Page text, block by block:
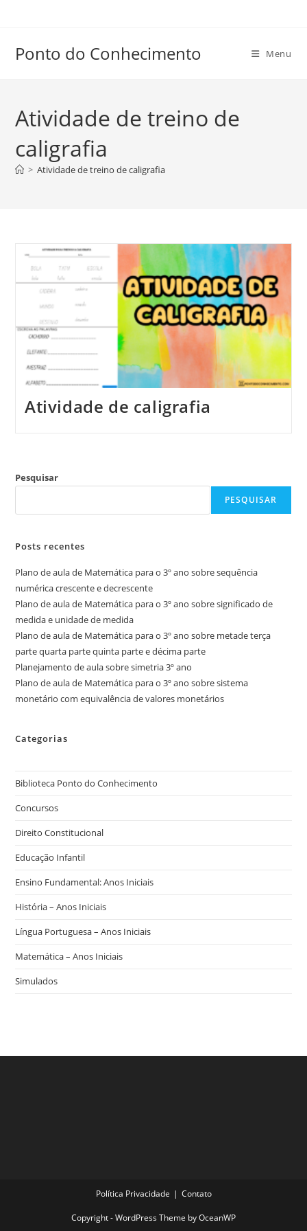
conteúdo
Ponto do Conhecimento Menu
Atividade de treino de
caligrafia
> Atividade de treino de caligrafia
Atividade de caligrafia
Pesquisar
PESQUISAR
Posts recentes
Plano de aula de Matemática para o 3º ano sobre sequência
numérica crescente e decrescente
Plano de aula de Matemática para o 3º ano sobre significado de
medida e unidade de medida
Plano de aula de Matemática para o 3º ano sobre metade terça
parte quarta parte quinta parte e décima parte
Planejamento de aula sobre simetria 3º ano
Plano de aula de Matemática para o 3º ano sobre sistema
monetário com equivalência de valores monetários
Categorias
Biblioteca Ponto do Conhecimento
Concursos
Direito Constitucional
Educação Infantil
Ensino Fundamental: Anos Iniciais
História – Anos Iniciais
Língua Portuguesa – Anos Iniciais
Matemática – Anos Iniciais
Simulados
Política Privacidade Contato
Copyright - WordPress Theme by OceanWP